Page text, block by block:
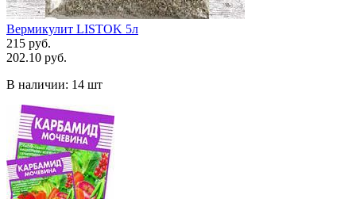
Вермикулит LISTOK 5л
215 руб.
202.10 руб.
В наличии: 14 шт